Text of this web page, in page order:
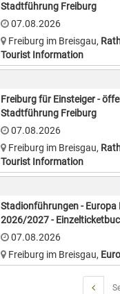
Stadtführung Freiburg
07.08.2026
Freiburg im Breisgau,
Tourist Information
Freiburg für Einsteiger -
Stadtführung Freiburg
07.08.2026
Freiburg im Breisgau,
Tourist Information
Stadionführungen - Europa
2026/2027 -
07.08.2026
Freiburg im Breisgau,